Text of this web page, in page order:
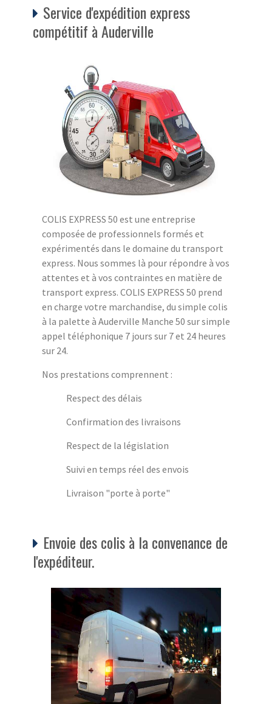
Service d'expédition express
compétitif à Auderville
COLIS EXPRESS 50 est une entreprise
composée de professionnels formés et
expérimentés dans le domaine du transport
express. Nous sommes là pour répondre à vos
attentes et à vos contraintes en matière de
transport express. COLIS EXPRESS 50 prend
en charge votre marchandise, du simple colis
à la palette à Auderville Manche 50 sur simple
appel téléphonique 7 jours sur 7 et 24 heures
sur 24.
Nos prestations comprennent :
Respect des délais
Confirmation des livraisons
Respect de la législation
Suivi en temps réel des envois
Livraison "porte à porte"
Envoie des colis à la convenance de
l'expéditeur.